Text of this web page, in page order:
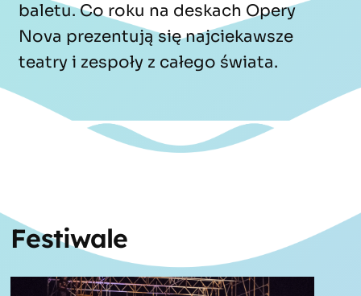
baletu. Co roku na deskach Opery
Nova prezentują się najciekawsze
teatry i zespoły z całego świata.
Festiwale